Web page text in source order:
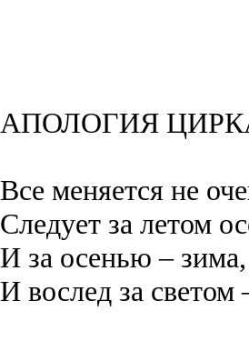
АПОЛОГИЯ
Все меняется не
Следует за летом
И за осенью – зима,
И вослед за светом